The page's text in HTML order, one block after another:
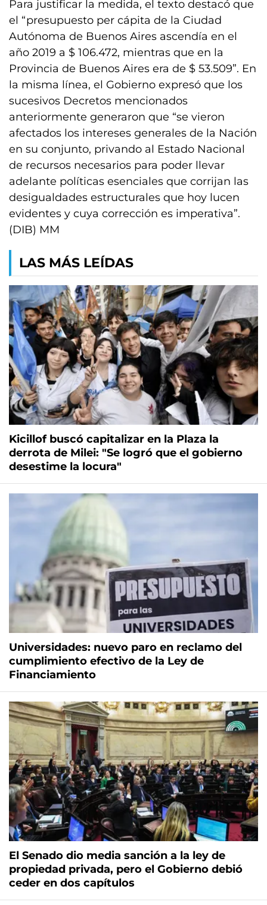
Para justificar la medida, el texto destacó que
el “presupuesto per cápita de la Ciudad
Autónoma de Buenos Aires ascendía en el
año 2019 a $ 106.472, mientras que en la
Provincia de Buenos Aires era de $ 53.509”. En
la misma línea, el Gobierno expresó que los
sucesivos Decretos mencionados
anteriormente generaron que “se vieron
afectados los intereses generales de la Nación
en su conjunto, privando al Estado Nacional
de recursos necesarios para poder llevar
adelante políticas esenciales que corrijan las
desigualdades estructurales que hoy lucen
evidentes y cuya corrección es imperativa”.
(DIB) MM
LAS MÁS LEÍDAS
Kicillof buscó capitalizar en la Plaza la
derrota de Milei: "Se logró que el gobierno
desestime la locura"
Universidades: nuevo paro en reclamo del
cumplimiento efectivo de la Ley de
Financiamiento
El Senado dio media sanción a la ley de
propiedad privada, pero el Gobierno debió
ceder en dos capítulos